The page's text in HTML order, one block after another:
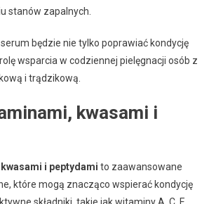
stanów zapalnych.
będzie nie tylko poprawiać kondycję
wsparcia w codziennej pielęgnacji osób z
i trądzikową.
kwasami i
i peptydami to zaawansowane
które mogą znacząco wspierać kondycję
składniki, takie jak witaminy A, C, E,